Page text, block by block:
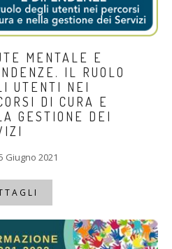
MENTALE E
IL RUOLO
UTENTI NEI
DI CURA E
GESTIONE DEI
Giugno 2021